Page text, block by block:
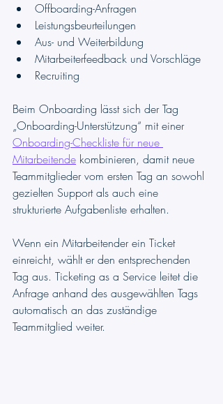
Offboarding-Anfragen
Leistungsbeurteilungen
Aus- und Weiterbildung
Mitarbeiterfeedback und Vorschläge
Recruiting
Beim Onboarding lässt sich der Tag
„Onboarding-Unterstützung“ mit einer
Onboarding-Checkliste für neue
Mitarbeitende kombinieren, damit neue
Teammitglieder vom ersten Tag an sowohl
gezielten Support als auch eine
strukturierte Aufgabenliste erhalten.
Wenn ein Mitarbeitender ein Ticket
einreicht, wählt er den entsprechenden
Tag aus. Ticketing as a Service leitet die
Anfrage anhand des ausgewählten Tags
automatisch an das zuständige
Teammitglied weiter.